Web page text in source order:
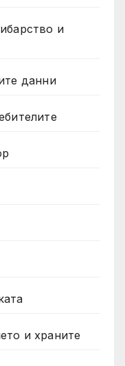
и
данни
и храните